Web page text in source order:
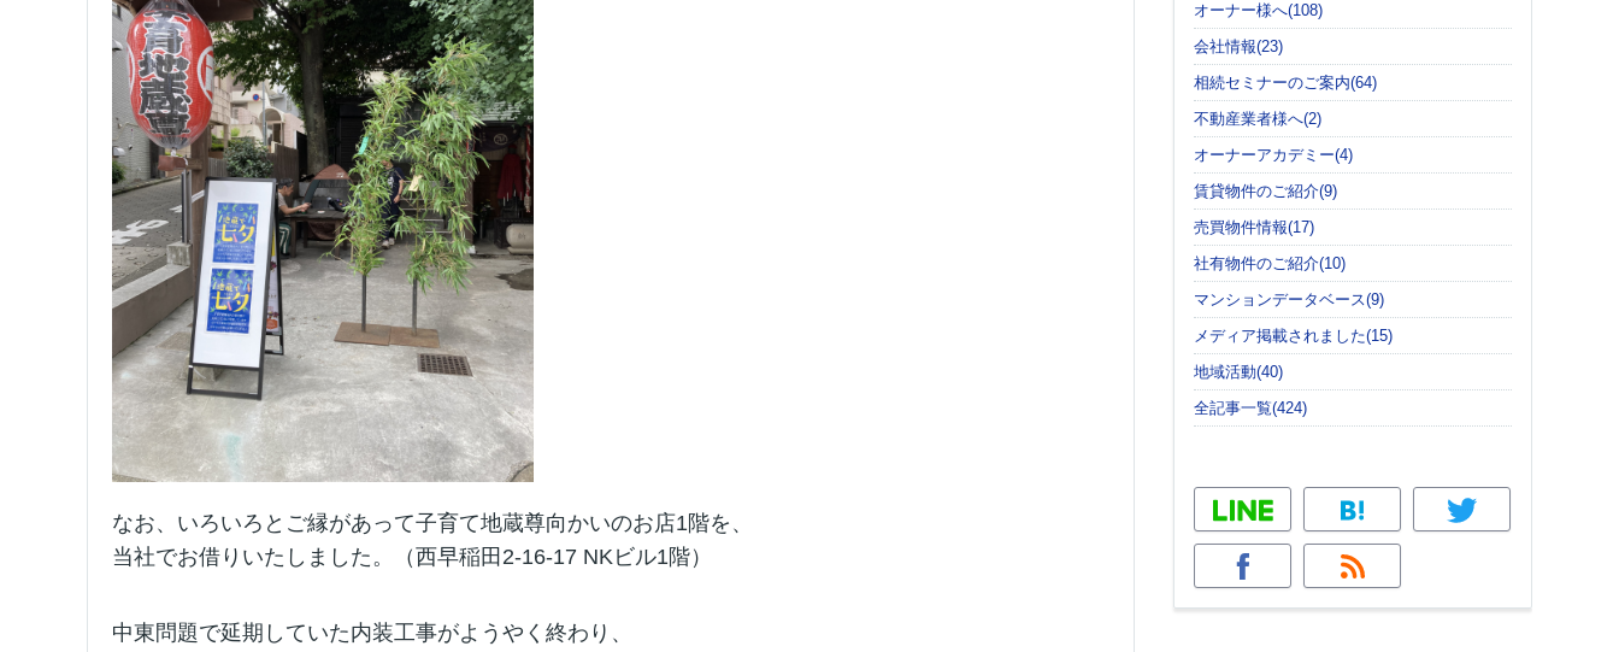
なお、いろいろとご縁があって子育て地蔵尊向かいのお店1階を、
当社でお借りいたしました。
（西早稲田2-16-17 NKビル1階）
中東問題で延期していた内装工事がようやく終わり、
オーナー様へ(108)
会社情報(23)
相続セミナーのご案内(64)
不動産業者様へ(2)
オーナーアカデミー(4)
賃貸物件のご紹介(9)
売買物件情報(17)
社有物件のご紹介(10)
マンションデータベース(9)
メディア掲載されました(15)
地域活動(40)
全記事一覧(424)